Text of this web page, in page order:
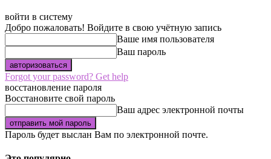
войти в систему
Добро пожаловать! Войдите в свою учётную запись
Ваше имя пользователя
Ваш пароль
Forgot your password? Get help
восстановление пароля
Восстановите свой пароль
Ваш адрес электронной почты
Пароль будет выслан Вам по электронной почте.